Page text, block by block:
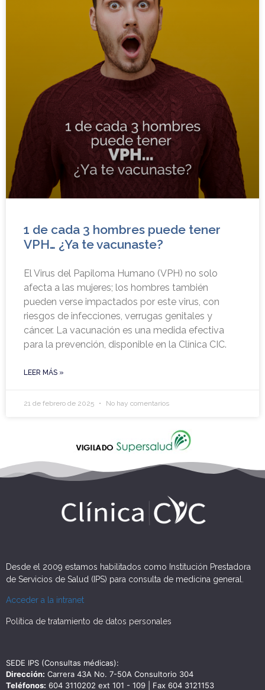
1 de cada 3 hombres puede tener
VPH… ¿Ya te vacunaste?
El Virus del Papiloma Humano (VPH) no solo
afecta a las mujeres; los hombres también
pueden verse impactados por este virus, con
riesgos de infecciones, verrugas genitales y
cáncer. La vacunación es una medida efectiva
para la prevención, disponible en la Clínica CIC.
LEER MÁS »
21 de febrero de 2025 No hay comentarios
Desde el 2009 estamos habilitados como Institución Prestadora
de Servicios de Salud (IPS) para consulta de medicina general.
Acceder a la intranet
Política de tratamiento de datos personales
SEDE IPS (Consultas médicas):
Dirección: Carrera 43A No. 7-50A Consultorio 304
Teléfonos: 604 3110202 ext 101 - 109 | Fax 604 3121153